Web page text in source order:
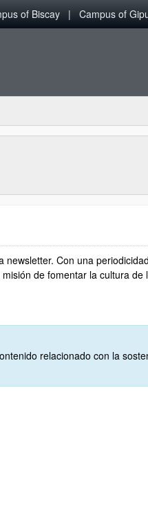
of Biscay Campus of
newsletter. Con una
de fomentar la cultura de
relacionado con la